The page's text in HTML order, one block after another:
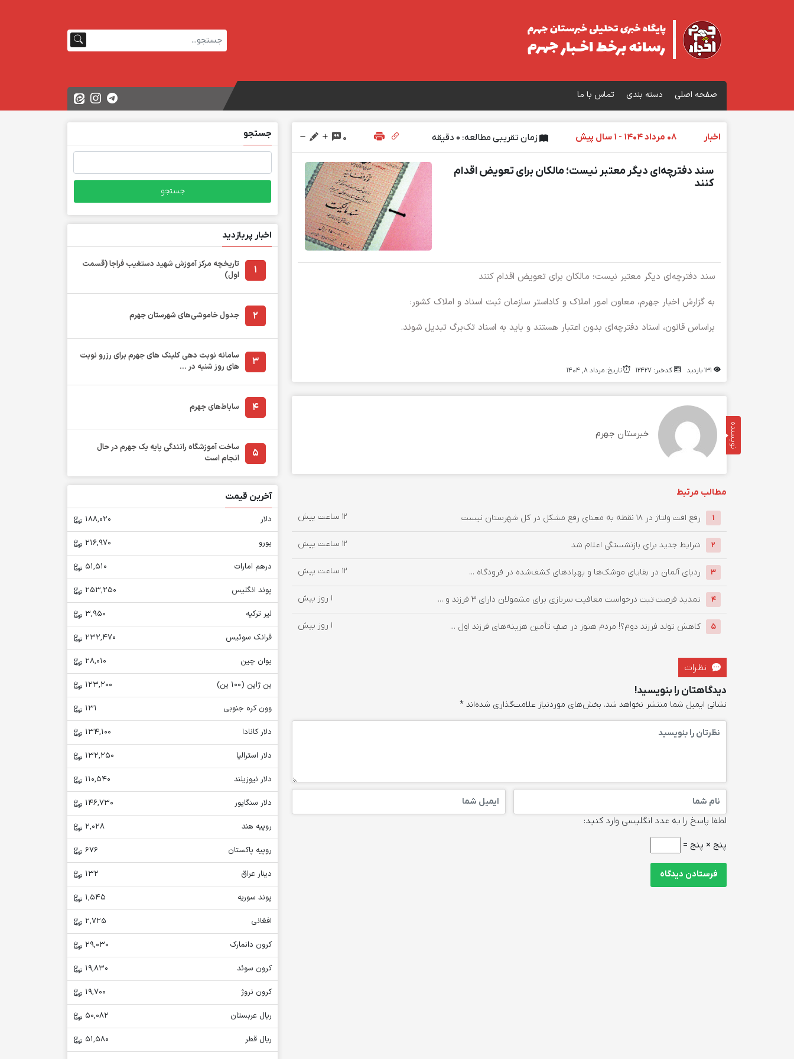
صفحه اصلی دسته بندی تماس با ما
اخبار 08 مرداد 1404 - 1 سال پیش زمان تقریبی مطالعه: 0 دقیقه 0
سند دفترچه‌ای دیگر معتبر نیست؛ مالکان برای تعویض اقدام
کنند
سند دفترچه‌ای دیگر معتبر نیست؛ مالکان برای تعویض اقدام کنند
به گزارش اخبار جهرم، معاون امور املاک و کاداستر سازمان ثبت اسناد و املاک کشور:
براساس قانون، اسناد دفترچه‌ای بدون اعتبار هستند و باید به اسناد تک‌برگ تبدیل شوند.
کدخبر: 12427 تاریخ: مرداد 8, 1404
نویسنده خبرستان جهرم
مطالب مرتبط
1 رفع افت ولتاژ در ۱۸ نقطه به معنای رفع مشکل در کل شهرستان نیست 12 ساعت پیش
2 شرایط جدید برای بازنشستگی اعلام شد 12 ساعت پیش
3 ردپای آلمان در بقایای موشک‌ها و پهپادهای کشف‌شده در فرودگاه ... 12 ساعت پیش
4 تمدید فرصت ثبت درخواست معافیت سربازی برای مشمولان دارای ۳ فرزند و ... 1 روز پیش
5 کاهش تولد فرزند دوم؟! مردم هنوز در صفِ تأمین هزینه‌های فرزند اول ... 1 روز پیش
نظرات
دیدگاهتان را بنویسید!
نشانی ایمیل شما منتشر نخواهد شد. بخش‌های موردنیاز علامت‌گذاری شده‌اند *
لطفا پاسخ را به عدد انگلیسی وارد کنید:
پنج × پنج =
جستجو
جستجو
برای:
اخبار پربازدید
1
تاریخچه مرکز آموزش شهید دستغیب فراجا (قسمت
اول)
2 جدول خاموشی‌های شهرستان جهرم
3
سامانه نوبت دهی کلینک های جهرم برای رزرو نوبت
های روز شنبه در ...
4 ساباط‌های جهرم
5
ساخت آموزشگاه رانندگی پایه یک جهرم در حال
انجام است
آخرین قیمت
دلار
188,020
یورو
216,970
درهم امارات
51,510
پوند انگلیس
253,250
لیر ترکیه
3,950
فرانک سوئیس
232,470
یوان چین
28,010
ین ژاپن (100 ین)
123,200
وون کره جنوبی
131
دلار کانادا
134,100
دلار استرالیا
132,250
دلار نیوزیلند
110,540
دلار سنگاپور
146,730
روپیه هند
2,028
روپیه پاکستان
676
دینار عراق
132
پوند سوریه
1,545
افغانی
2,725
کرون دانمارک
29,030
کرون سوئد
19,830
کرون نروژ
19,700
ریال عربستان
50,082
ریال قطر
51,580